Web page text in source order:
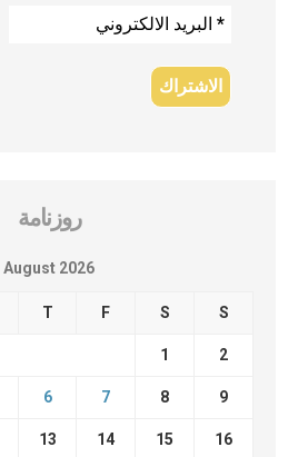
روزنامة
August 2026
T F S S
1 2
6 7 8 9
13 14 15 16